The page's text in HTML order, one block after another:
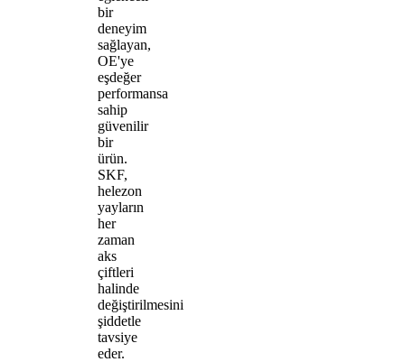
bir
deneyim
sağlayan,
OE'ye
eşdeğer
performansa
sahip
güvenilir
bir
ürün.
SKF,
helezon
yayların
her
zaman
aks
çiftleri
halinde
değiştirilmesini
şiddetle
tavsiye
eder.